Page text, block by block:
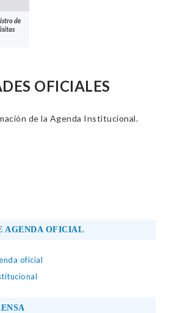
de
OFICIALES
de la Agenda Institucional.
AGENDA OFICIAL
oficial